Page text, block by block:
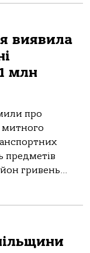
виявила
млн
про
предметів
гривень...